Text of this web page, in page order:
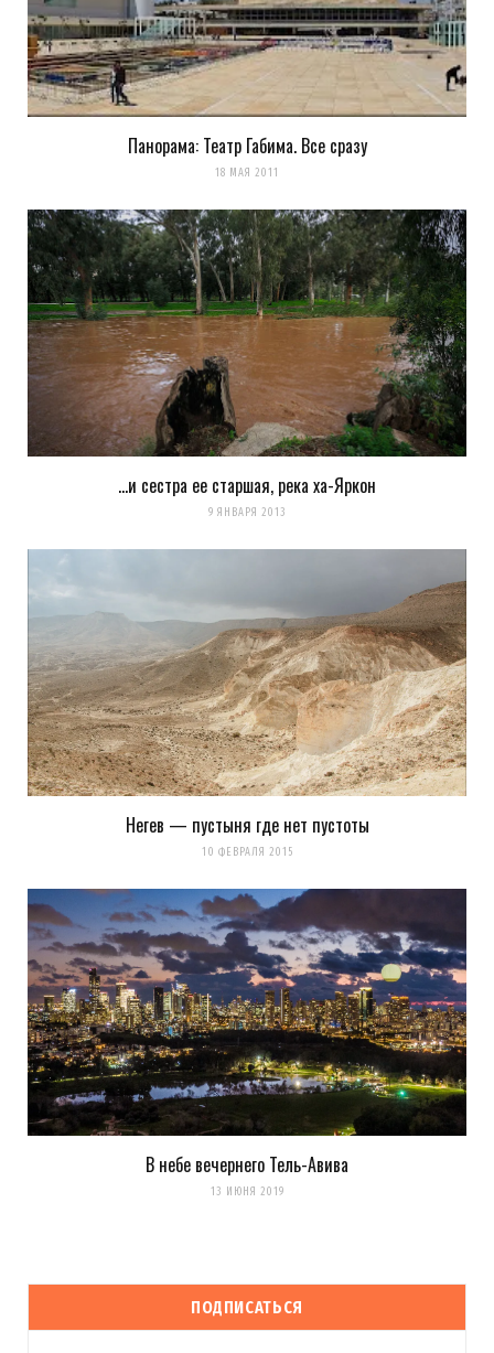
Панорама: Театр Габима. Все сразу
18 МАЯ 2011
…и сестра ее старшая, река ха-Яркон
9 ЯНВАРЯ 2013
Негев — пустыня где нет пустоты
10 ФЕВРАЛЯ 2015
В небе вечернего Тель-Авива
13 ИЮНЯ 2019
ПОДПИСАТЬСЯ